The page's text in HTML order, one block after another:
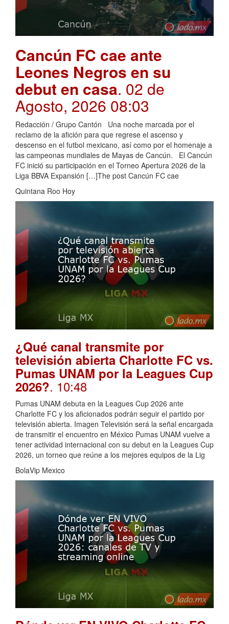
Cancún FC cae ante
Leones Negros en su
debut en casa. 02 de
Agosto, 2026 08:03
Redacción / Grupo Cantón Una noche marcada por el
reclamo de la afición para que regrese el ascenso y
descenso en el futbol mexicano, así como por el homenaje a
las campeonas mundiales de Mayas de Cancún. El Cancún
FC inició su participación en el Torneo Apertura 2026 de la
Liga BBVA Expansión […]The post Cancún FC cae
Quintana Roo Hoy
¿Qué canal transmite por
televisión abierta Charlotte FC vs.
Pumas UNAM por la Leagues Cup
2026?. 10:48
Pumas UNAM debuta en la Leagues Cup 2026 ante
Charlotte FC y los aficionados podrán seguir el partido por
televisión abierta. Imagen Televisión será la señal encargada
de transmitir el encuentro en México Pumas UNAM vuelve a
tener actividad internacional con su debut en la Leagues Cup
2026, un torneo que reúne a los mejores equipos de la Lig
BolaVip Mexico